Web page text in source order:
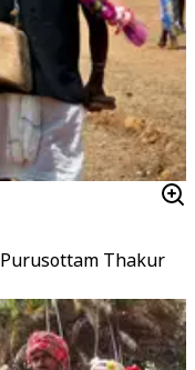
Purusottam Thakur